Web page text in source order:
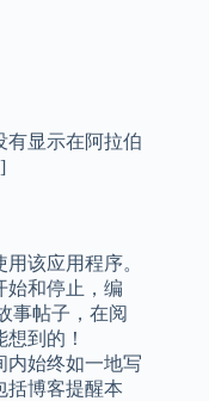
有显示在阿拉伯
]
该应用程序。
始和停止，编
事帖子，在阅
到的！
内始终如一地写
括博客提醒本